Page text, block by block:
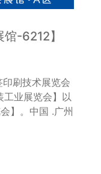
-6212】
刷技术展览会
工业展览会】以
】。中国 .广州